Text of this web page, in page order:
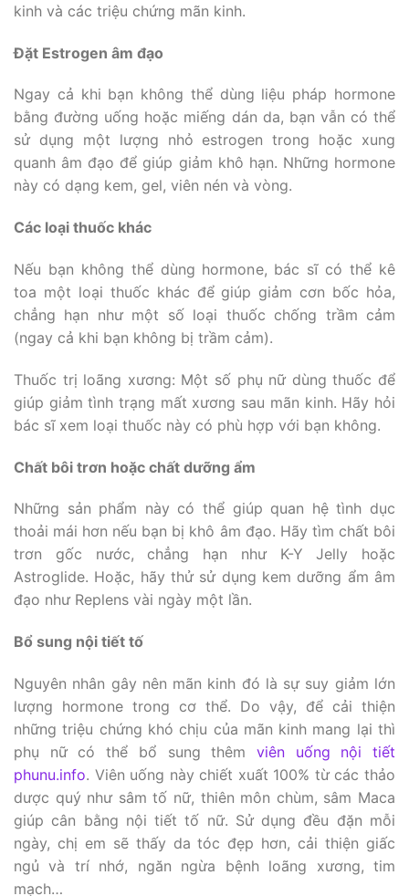
kinh và các triệu chứng mãn kinh.
Đặt Estrogen âm đạo
Ngay cả khi bạn không thể dùng liệu pháp hormone
bằng đường uống hoặc miếng dán da, bạn vẫn có thể
sử dụng một lượng nhỏ estrogen trong hoặc xung
quanh âm đạo để giúp giảm khô hạn. Những hormone
này có dạng kem, gel, viên nén và vòng.
Các loại thuốc khác
Nếu bạn không thể dùng hormone, bác sĩ có thể kê
toa một loại thuốc khác để giúp giảm cơn bốc hỏa,
chẳng hạn như một số loại thuốc chống trầm cảm
(ngay cả khi bạn không bị trầm cảm).
Thuốc trị loãng xương: Một số phụ nữ dùng thuốc để
giúp giảm tình trạng mất xương sau mãn kinh. Hãy hỏi
bác sĩ xem loại thuốc này có phù hợp với bạn không.
Chất bôi trơn hoặc chất dưỡng ẩm
Những sản phẩm này có thể giúp quan hệ tình dục
thoải mái hơn nếu bạn bị khô âm đạo. Hãy tìm chất bôi
trơn gốc nước, chẳng hạn như K-Y Jelly hoặc
Astroglide. Hoặc, hãy thử sử dụng kem dưỡng ẩm âm
đạo như Replens vài ngày một lần.
Bổ sung nội tiết tố
Nguyên nhân gây nên mãn kinh đó là sự suy giảm lớn
lượng hormone trong cơ thể. Do vậy, để cải thiện
những triệu chứng khó chịu của mãn kinh mang lại thì
phụ nữ có thể bổ sung thêm viên uống nội tiết
phunu.info. Viên uống này chiết xuất 100% từ các thảo
dược quý như sâm tố nữ, thiên môn chùm, sâm Maca
giúp cân bằng nội tiết tố nữ. Sử dụng đều đặn mỗi
ngày, chị em sẽ thấy da tóc đẹp hơn, cải thiện giấc
ngủ và trí nhớ, ngăn ngừa bệnh loãng xương, tim
mạch…